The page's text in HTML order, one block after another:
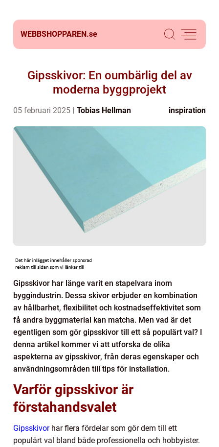
WEBBSHOPPAREN.se
Gipsskivor: En oumbärlig del av
moderna byggprojekt
05 februari 2025 Tobias Hellman inspiration
Gipsskivor har länge varit en stapelvara inom
byggindustrin. Dessa skivor erbjuder en kombination
av hållbarhet, flexibilitet och kostnadseffektivitet som
få andra byggmaterial kan matcha. Men vad är det
egentligen som gör gipsskivor till ett så populärt val? I
denna artikel kommer vi att utforska de olika
aspekterna av gipsskivor, från deras egenskaper och
användningsområden till tips för installation.
Varför gipsskivor är
förstahandsvalet
Gipsskivorhar flera fördelar som gör dem till ett
populärt val bland både professionella och hobbyister.